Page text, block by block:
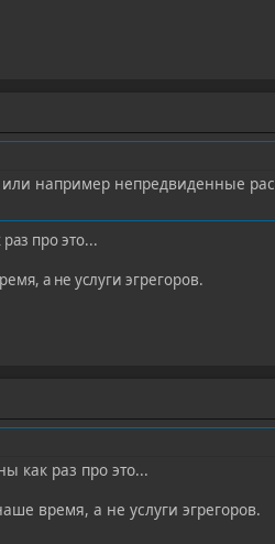
например непредвиденные
про это...
а не услуги эгрегоров.
как раз про это...
время, а не услуги эгрегоров.